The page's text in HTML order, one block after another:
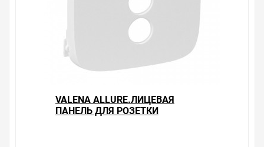
VALENA ALLURE.ЛИЦЕВАЯ
ПАНЕЛЬ ДЛЯ РОЗЕТКИ